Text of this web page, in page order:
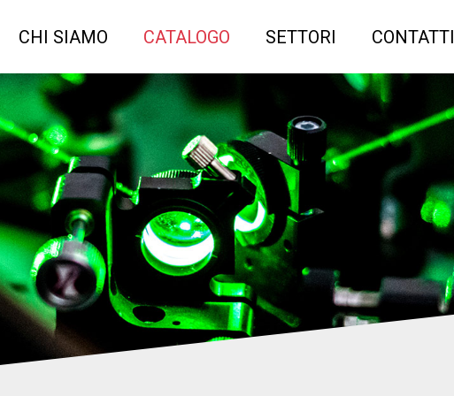
CHI SIAMO CATALOGO SETTORI CONTATTI